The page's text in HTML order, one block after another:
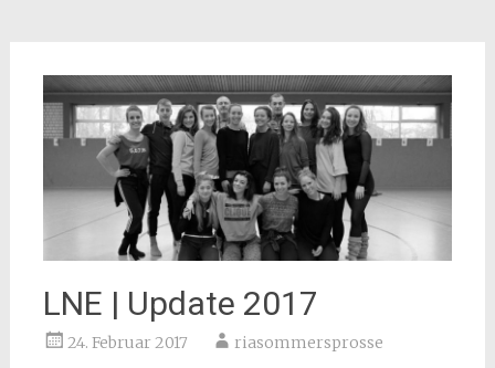
LNE | Update 2017
24. Februar 2017 riasommersprosse